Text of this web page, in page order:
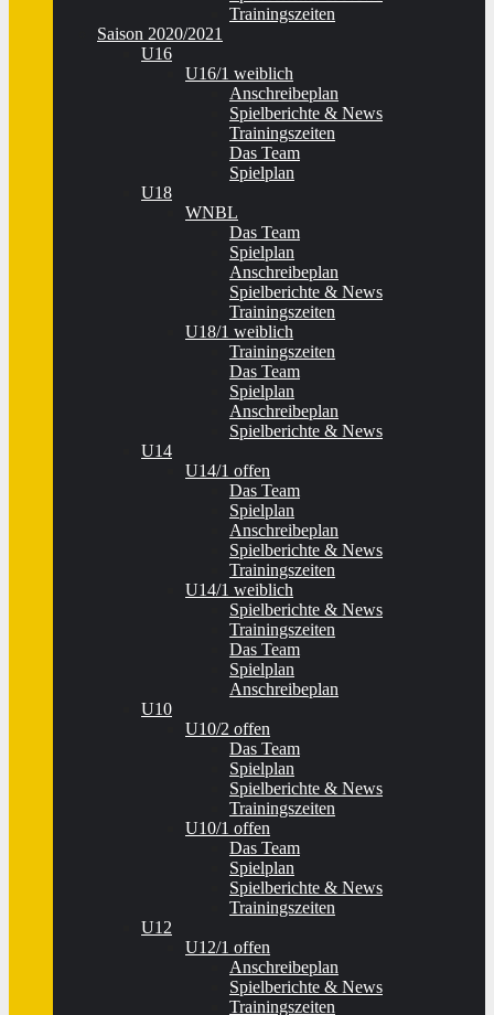
Trainingszeiten
Saison 2020/2021
U16
U16/1 weiblich
Anschreibeplan
Spielberichte & News
Trainingszeiten
Das Team
Spielplan
U18
WNBL
Das Team
Spielplan
Anschreibeplan
Spielberichte & News
Trainingszeiten
U18/1 weiblich
Trainingszeiten
Das Team
Spielplan
Anschreibeplan
Spielberichte & News
U14
U14/1 offen
Das Team
Spielplan
Anschreibeplan
Spielberichte & News
Trainingszeiten
U14/1 weiblich
Spielberichte & News
Trainingszeiten
Das Team
Spielplan
Anschreibeplan
U10
U10/2 offen
Das Team
Spielplan
Spielberichte & News
Trainingszeiten
U10/1 offen
Das Team
Spielplan
Spielberichte & News
Trainingszeiten
U12
U12/1 offen
Anschreibeplan
Spielberichte & News
Trainingszeiten